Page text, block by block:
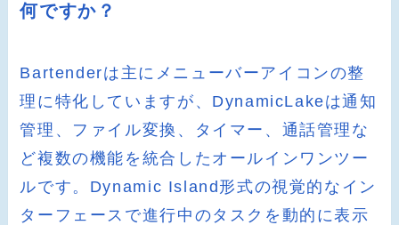
何ですか？
Bartenderは主にメニューバーアイコンの整
理に特化していますが、DynamicLakeは通知
管理、ファイル変換、タイマー、通話管理な
ど複数の機能を統合したオールインワンツー
ルです。Dynamic Island形式の視覚的なイン
ターフェースで進行中のタスクを動的に表示